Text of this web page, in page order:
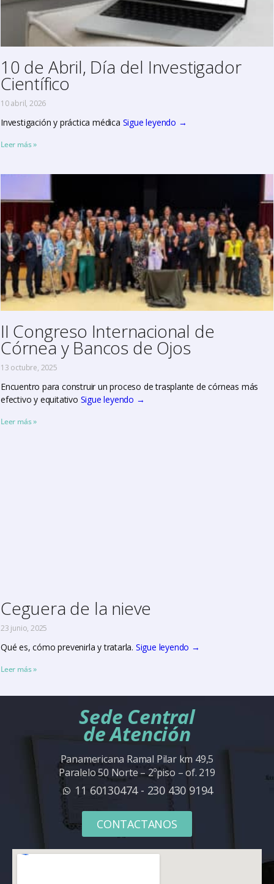
10 de Abril, Día del Investigador
Científico
10 abril, 2026
Investigación y práctica médica Sigue leyendo →
Leer más »
II Congreso Internacional de
Córnea y Bancos de Ojos
13 octubre, 2025
Encuentro para construir un proceso de trasplante de córneas más
efectivo y equitativo Sigue leyendo →
Leer más »
Ceguera de la nieve
23 junio, 2025
Qué es, cómo prevenirla y tratarla. Sigue leyendo →
Leer más »
Sede Central
de Atención
Panamericana Ramal Pilar km 49,5
Paralelo 50 Norte – 2ºpiso – of. 219
11 60130474 - 230 430 9194
CONTACTANOS